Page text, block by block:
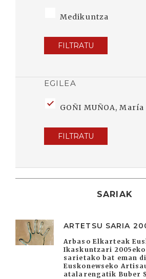
Medikuntza
FILTRATU
EGILEA
GOÑI MUÑOA, María
FILTRATU
SARIAK
ARTETSU SARIA
Arbaso Elkarteak
Ikaskuntzari
sarietako bat eman
Euskonewseko
atalarengatik Buber